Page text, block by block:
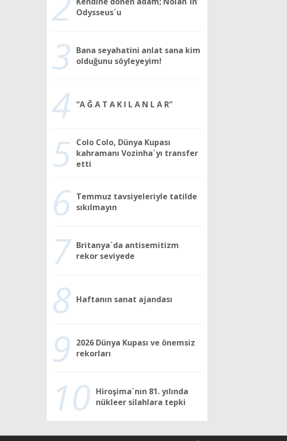
Odysseus´u
3 Bana seyahatini anlat sana kim
olduğunu söyleyeyim!
4 “A Ğ A T A K I L A N L A R”
5 Colo Colo, Dünya Kupası
kahramanı Vozinha´yı transfer
etti
6 Temmuz tavsiyeleriyle tatilde
sıkılmayın
7 Britanya´da antisemitizm
rekor seviyede
8 Haftanın sanat ajandası
9
2026 Dünya Kupası ve önemsiz
rekorları
10 Hiroşima´nın 81. yılında
nükleer silahlara tepki